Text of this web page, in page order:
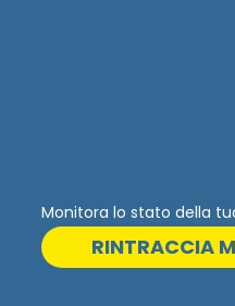
Monitora lo stato della
RINTRACCIA